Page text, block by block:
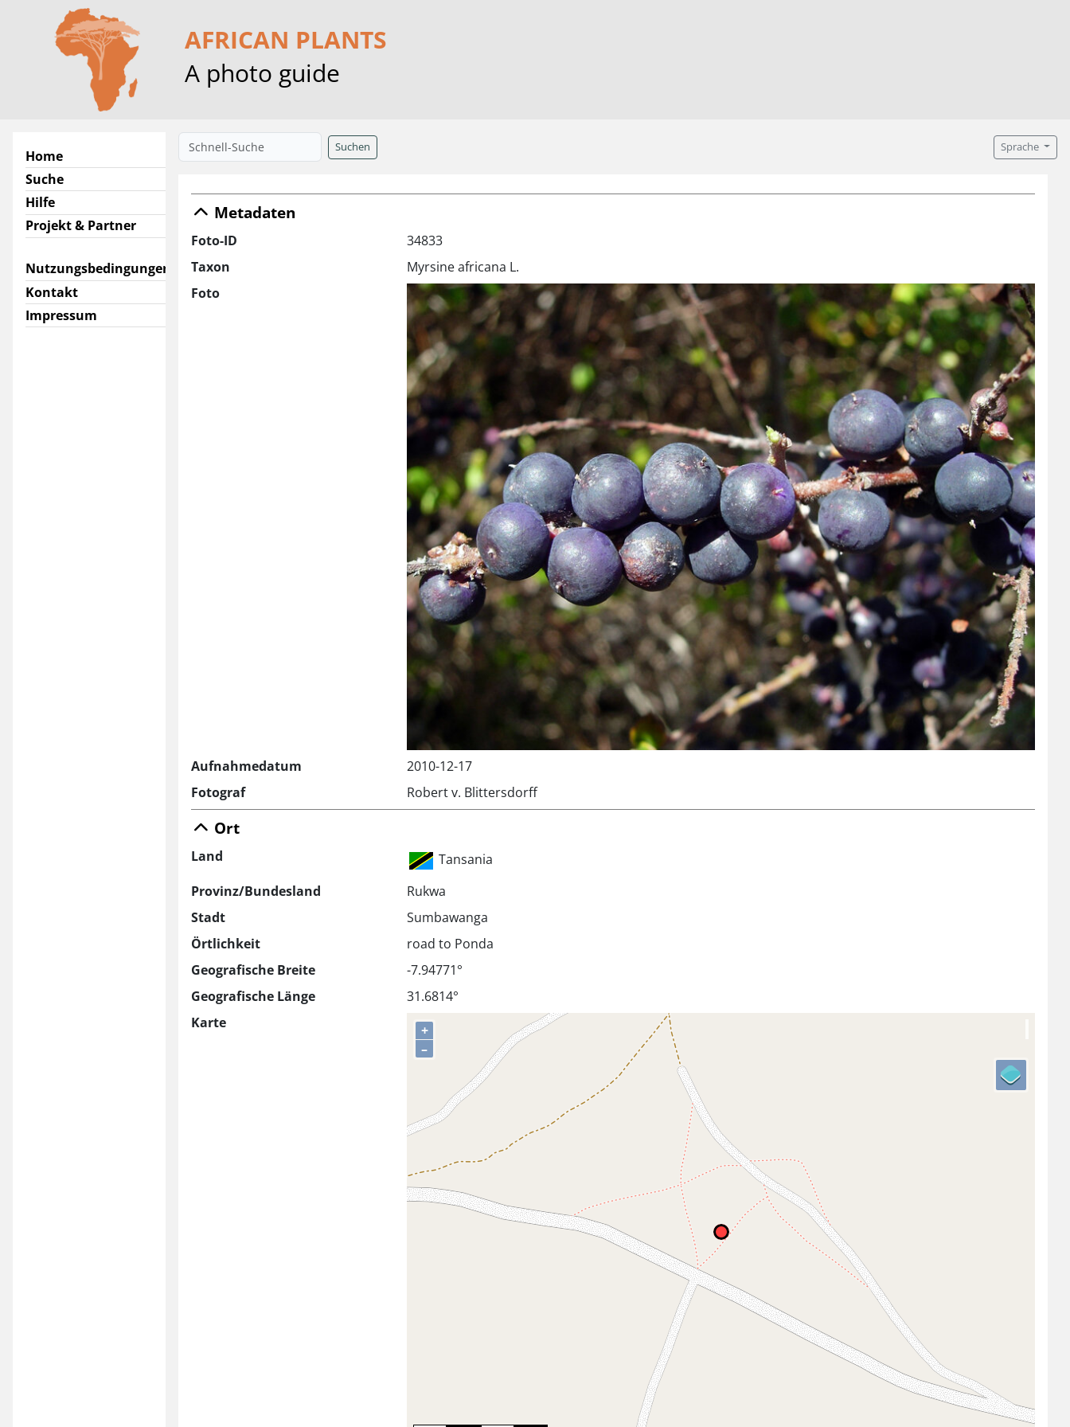
AFRICAN PLANTS
A photo guide
Home
Suche
Hilfe
Projekt & Partner
Nutzungsbedingungen
Kontakt
Impressum
Suchen Sprache
Metadaten
Foto-ID
34833
Taxon
Myrsine africana L.
Foto
Aufnahmedatum
2010-12-17
Fotograf
Robert v. Blittersdorff
Ort
Land
Tansania
Provinz/Bundesland
Rukwa
Stadt
Sumbawanga
Örtlichkeit
road to Ponda
Geografische Breite
-7.94771°
Geografische Länge
31.6814°
Karte
+
–